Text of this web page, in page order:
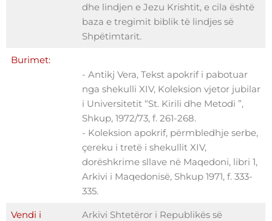
dhe lindjen e Jezu Krishtit, e cila është
baza e tregimit biblik të lindjes së
Shpëtimtarit.
Burimet:
- Antikj Vera, Tekst apokrif i pabotuar
nga shekulli XIV, Koleksion vjetor jubilar
i Universitetit “St. Kirili dhe Metodi ”,
Shkup, 1972/73, f. 261-268.
- Koleksion apokrif, përmbledhje serbe,
çereku i tretë i shekullit XIV,
dorëshkrime sllave në Maqedoni, libri 1,
Arkivi i Maqedonisë, Shkup 1971, f. 333-
335.
Vendi i
Arkivi Shtetëror i Republikës së